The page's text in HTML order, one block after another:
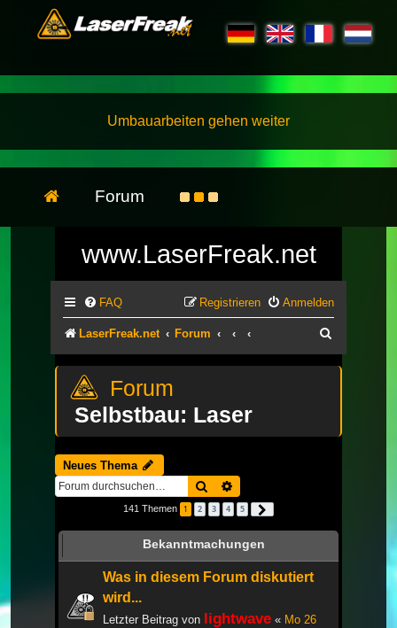
Umbauarbeiten gehen weiter
Forum
www.LaserFreak.net
FAQ Anmelden
Registrieren
LaserFreak.net Forum
Selbstbau: Laser
Neues Thema
Suche
141 Themen 1 2 3 4 5
Bekanntmachungen
Was in diesem Forum diskutiert
wird...
Letzter Beitrag von lightwave « Mo 26